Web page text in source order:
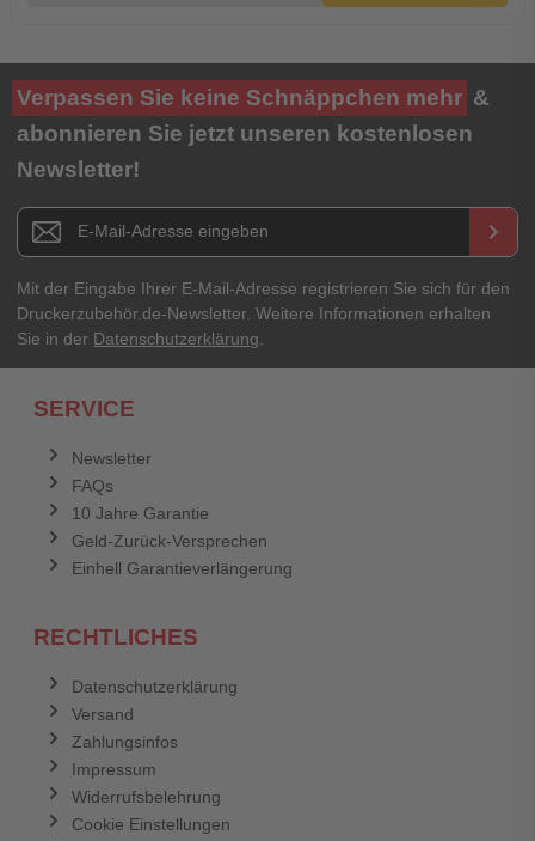
Verpassen Sie keine Schnäppchen mehr &
abonnieren Sie jetzt unseren kostenlosen
Newsletter!
Newsletter E-Mail Adresse keyboard_arrow_right
Mit der Eingabe Ihrer E-Mail-Adresse registrieren Sie sich für den
Druckerzubehör.de-Newsletter. Weitere Informationen erhalten
Sie in der Datenschutzerklärung
SERVICE
Newsletter
FAQs
10 Jahre Garantie
Geld-Zurück-Versprechen
Einhell Garantieverlängerung
RECHTLICHES
Datenschutzerklärung
Versand
Zahlungsinfos
Impressum
Widerrufsbelehrung
Cookie Einstellungen